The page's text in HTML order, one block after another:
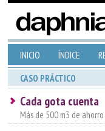
INICIO ÍNDICE
CASO PRÁCTICO
Cada gota cuenta
Más de 500 m3 de